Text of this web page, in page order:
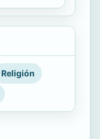
Religión